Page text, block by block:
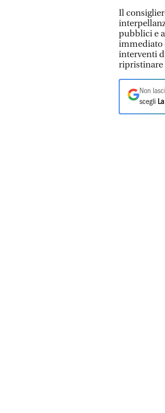
Il
pubblici e
immediato
interventi
ripristinare
Non
scegli